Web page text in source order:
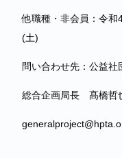
他職種・非会員：令
(土)
問い合わせ先：公益
総合企画局長 髙橋哲